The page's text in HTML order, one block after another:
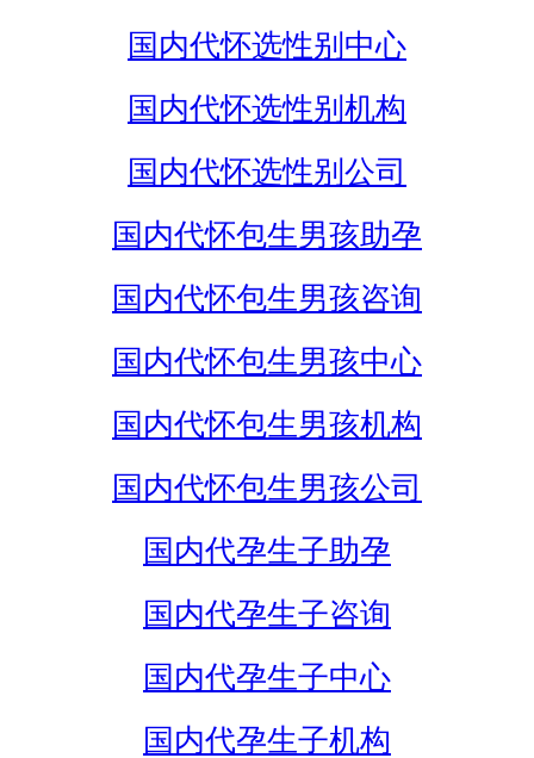
国内代怀选性别中心
国内代怀选性别机构
国内代怀选性别公司
国内代怀包生男孩助孕
国内代怀包生男孩咨询
国内代怀包生男孩中心
国内代怀包生男孩机构
国内代怀包生男孩公司
国内代孕生子助孕
国内代孕生子咨询
国内代孕生子中心
国内代孕生子机构